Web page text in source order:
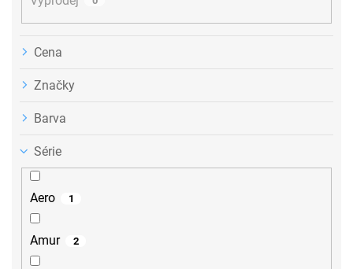
Cena
Značky
Barva
Série
Aero 1
Amur 2